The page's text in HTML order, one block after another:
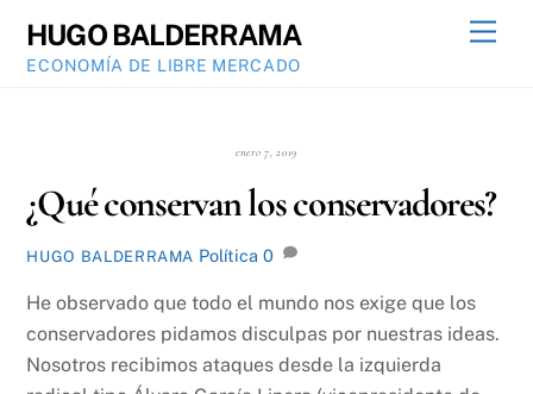
content
HUGO BALDERRAMA
ECONOMÍA DE LIBRE MERCADO
enero 7, 2019
¿Qué conservan los conservadores?
HUGO BALDERRAMA Política 0
He observado que todo el mundo nos exige que los
conservadores pidamos disculpas por nuestras ideas.
Nosotros recibimos ataques desde la izquierda